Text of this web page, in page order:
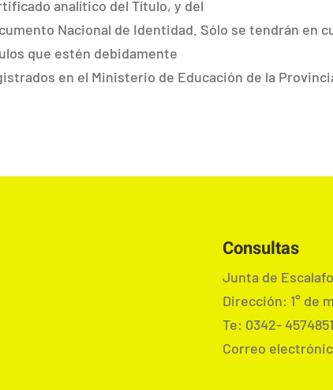
analítico del Título, y del
Nacional de Identidad. Sólo se tendrán en
que estén debidamente
en el Ministerio de Educación de la
Consultas
Junta de
Dirección: 1° de
Te: 0342- 4574851
Correo